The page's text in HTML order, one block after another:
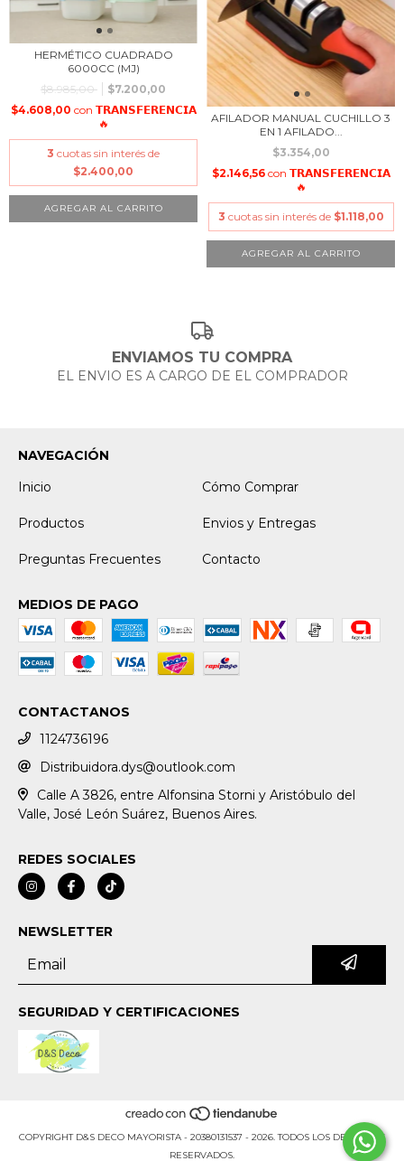
HERMÉTICO CUADRADO
6000CC (MJ)
$8.985,00
$7.200,00
$4.608,00 con 𝗧𝗥𝗔𝗡𝗦𝗙𝗘𝗥𝗘𝗡𝗖𝗜𝗔
🔥
3 cuotas sin interés de
$2.400,00
AFILADOR MANUAL CUCHILLO 3
EN 1 AFILADO...
$3.354,00
$2.146,56 con 𝗧𝗥𝗔𝗡𝗦𝗙𝗘𝗥𝗘𝗡𝗖𝗜𝗔
🔥
3 cuotas sin interés de $1.118,00
ENVIAMOS TU COMPRA
EL ENVIO ES A CARGO DE EL COMPRADOR
NAVEGACIÓN
Inicio
Cómo Comprar
Productos Envios y Entregas
Preguntas Frecuentes Contacto
MEDIOS DE PAGO
CONTACTANOS
1124736196
Distribuidora.dys@outlook.com
Calle A 3826, entre Alfonsina Storni y Aristóbulo del
Valle, José León Suárez, Buenos Aires.
REDES SOCIALES
NEWSLETTER
SEGURIDAD Y CERTIFICACIONES
COPYRIGHT D&S DECO MAYORISTA - 20380131537 - 2026. TODOS LOS DERECHOS
RESERVADOS.